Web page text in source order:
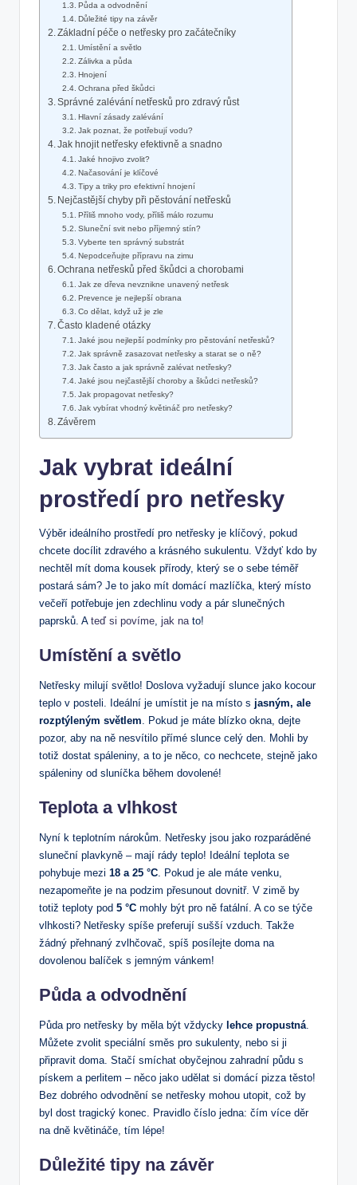
Půda a odvodnění
Důležité tipy na závěr
Základní péče o netřesky pro začátečníky
Umístění a světlo
Zálivka a půda
Hnojení
Ochrana před škůdci
Správné zalévání netřesků pro zdravý růst
Hlavní zásady zalévání
Jak poznat, že potřebují vodu?
Jak hnojit netřesky efektivně a snadno
Jaké hnojivo zvolit?
Načasování je klíčové
Tipy a triky pro efektivní hnojení
Nejčastější chyby při pěstování netřesků
Příliš mnoho vody, příliš málo rozumu
Sluneční svit nebo příjemný stín?
Vyberte ten správný substrát
Nepodceňujte přípravu na zimu
Ochrana netřesků před škůdci a chorobami
Jak ze dřeva nevznikne unavený netřesk
Prevence je nejlepší obrana
Co dělat, když už je zle
Často kladené otázky
Jaké jsou nejlepší podmínky pro pěstování netřesků?
Jak správně zasazovat netřesky a starat se o ně?
Jak často a jak správně zalévat netřesky?
Jaké jsou nejčastější choroby a škůdci netřesků?
Jak propagovat netřesky?
Jak vybírat vhodný květináč pro netřesky?
Závěrem
Jak vybrat ideální
prostředí pro netřesky
Výběr ideálního prostředí pro netřesky je klíčový, pokud
chcete docílit zdravého a krásného sukulentu. Vždyť kdo by
nechtěl mít doma kousek přírody, který se o sebe téměř
postará sám? Je to jako mít domácí mazlíčka, který místo
večeří potřebuje jen zdechlinu vody a pár slunečných
paprsků. A teď si povíme, jak nato!
Umístění a světlo
Netřesky milují světlo! Doslova vyžadují slunce jako kocour
teplo v posteli. Ideální je umístit je na místo s jasným, ale
rozptýleným světlem. Pokud je máte blízko okna, dejte
pozor, aby na ně nesvítilo přímé slunce celý den. Mohli by
totiž dostat spáleniny, a to je něco, co nechcete, stejně jako
spáleniny od sluníčka během dovolené!
Teplota a vlhkost
Nyní k teplotním nárokům. Netřesky jsou jako rozparáděné
sluneční plavkyně – mají rády teplo! Ideální teplota se
pohybuje mezi 18 a 25 °C. Pokud je ale máte venku,
nezapomeňte je na podzim přesunout dovnitř. V zimě by
totiž teploty pod 5 °C mohly být pro ně fatální. A co se týče
vlhkosti? Netřesky spíše preferují sušší vzduch. Takže
žádný přehnaný zvlhčovač, spíš posílejte doma na
dovolenou balíček s jemným vánkem!
Půda a odvodnění
Půda pro netřesky by měla být vždycky lehce propustná.
Můžete zvolit speciální směs pro sukulenty, nebo si ji
připravit doma. Stačí smíchat obyčejnou zahradní půdu s
pískem a perlitem – něco jako udělat si domácí pizza těsto!
Bez dobrého odvodnění se netřesky mohou utopit, což by
byl dost tragický konec. Pravidlo číslo jedna: čím více děr
na dně květináče, tím lépe!
Důležité tipy na závěr